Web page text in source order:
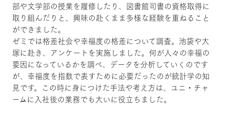
部や文学部の授業を履修したり、図書館司書の資格取得に
取り組んだりと、興味の赴くまま多様な経験を重ねること
ができました。
ゼミでは格差社会や幸福度の格差について調査。池袋や大
塚に赴き、アンケートを実施しました。何が人々の幸福の
要因になっているかを調べ、データを分析していくのです
が、幸福度を指数で表すために必要だったのが統計学の知
見です。この時に身につけた手法や考え方は、ユニ・チャ
ームに入社後の業務でも大いに役立ちました。